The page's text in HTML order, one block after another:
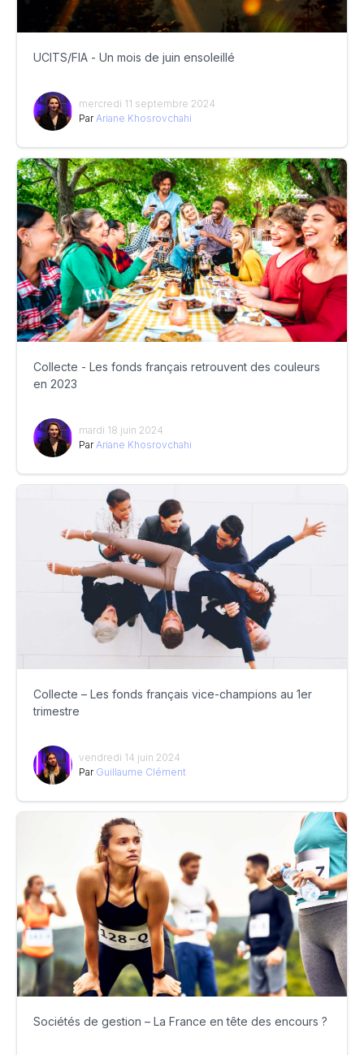
UCITS/FIA - Un mois de juin ensoleillé
mercredi 11 septembre 2024
Par Ariane Khosrovchahi
Collecte - Les fonds français retrouvent des couleurs
en 2023
mardi 18 juin 2024
Par Ariane Khosrovchahi
Collecte – Les fonds français vice-champions au 1er
trimestre
vendredi 14 juin 2024
Par Guillaume Clément
Sociétés de gestion – La France en tête des encours ?